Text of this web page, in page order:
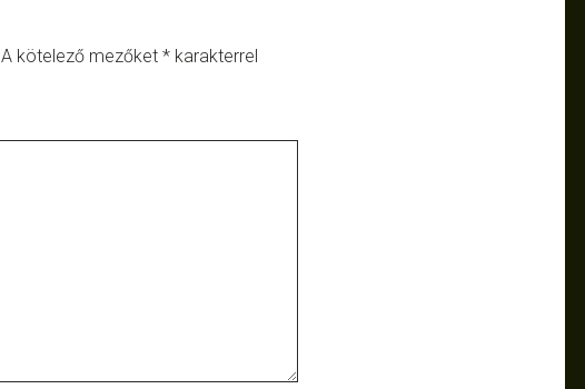
A kötelező mezőket * karakterrel